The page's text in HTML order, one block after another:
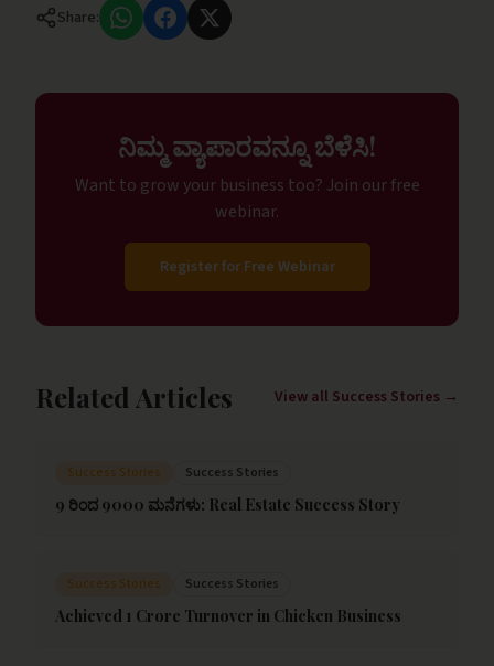
Share:
ನಿಮ್ಮ ವ್ಯಾಪಾರವನ್ನೂ ಬೆಳೆಸಿ!
Want to grow your business too? Join our free
webinar.
Register for Free Webinar
Related Articles View all Success Stories →
Success Stories Success Stories
9 ರಿಂದ 9000 ಮನೆಗಳು: Real Estate Success Story
Success Stories Success Stories
Achieved 1 Crore Turnover in Chicken Business